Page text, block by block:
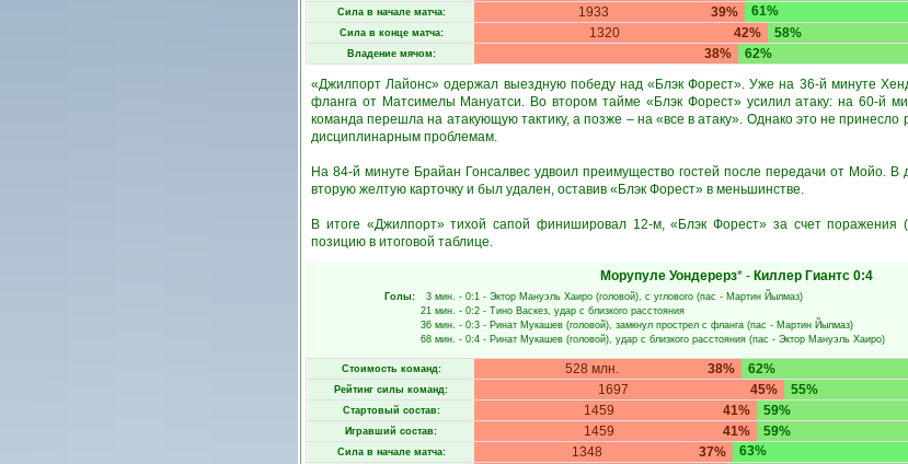
Сила в начале матча: 39%
1933 61%
Сила в конце матча: 42%
1320 58%
Владение мячом: 38%
62%
«Джилпорт Лайонс» одержал выездную победу над «Блэк Форест». Уже на 36-й минуте
фланга от Матсимелы Мануатси. Во втором тайме «Блэк Форест» усилил атаку: на 60-й
команда перешла на атакующую тактику, а позже – на «все в атаку». Однако это не принесло
дисциплинарным проблемам.
На 84-й минуте Брайан Гонсалвес удвоил преимущество гостей после передачи от Мойо.
вторую желтую карточку и был удален, оставив «Блэк Форест» в меньшинстве.
В итоге «Джилпорт» тихой сапой финишировал 12-м, «Блэк Форест» за счет поражения
позицию в итоговой таблице.
Морупуле Уондерерз* - Киллер Гиантс 0:4
Голы: 3 мин. - 0:1 - Эктор Мануэль Хаиро (головой), с углового (пас - Мартин Йылмаз)
21 мин. - 0:2 - Тино Васкез, удар с близкого расстояния
36 мин. - 0:3 - Ринат Мукашев (головой), замкнул прострел с фланга (пас - Мартин Йылмаз)
68 мин. - 0:4 - Ринат Мукашев (головой), удар с близкого расстояния (пас - Эктор Мануэль Хаиро)
Стоимость команд: 38%
528 млн. 62%
Рейтинг силы команд: 45%
1697 55%
Стартовый состав: 41%
1459 59%
Игравший состав: 41%
1459 59%
Сила в начале матча: 37%
1348 63%